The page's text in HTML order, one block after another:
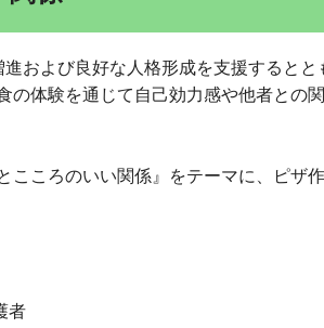
および良好な人格形成を支援すると
の体験を通じて自己効力感や他者との
こころのいい関係』をテーマに、ピザ
者